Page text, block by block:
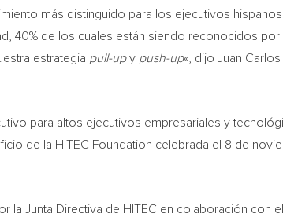
más distinguido para los ejecutivos
40% de los cuales están siendo reconocidos
estrategia pull-upy push-up«, dijo Juan
para altos ejecutivos empresariales y
de la HITEC Foundation celebrada el 8 de
la Junta Directiva de HITEC en colaboración con